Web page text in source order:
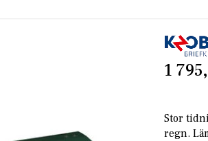
1
Stor
regn.